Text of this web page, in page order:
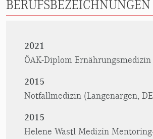
BERUFSBEZEICHNUNGEN
2021
ÖAK-Diplom
2015
Notfallmedizin (Langenargen,
2015
Helene Wastl Medizin